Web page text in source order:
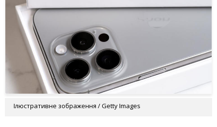
Ілюстративне зображення / Getty Images